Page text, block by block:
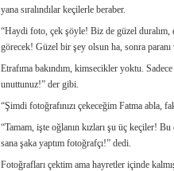
yana sıralındılar keçilerle beraber.
“Haydi foto, çek şöyle! Biz de güzel duralım,
görecek! Güzel bir şey olsun ha, sonra
Etrafıma bakındım, kimsecikler yoktu.
unuttunuz!” der gibi.
“Şimdi fotoğrafınızı çekeceğim Fatma abla,
“Tamam, işte oğlanın kızları şu üç keçiler!
sana şaka yaptım fotoğrafçı!” dedi.
Fotoğrafları çektim ama hayretler içinde